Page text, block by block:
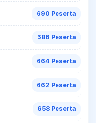
690 Peserta
686 Peserta
664 Peserta
662 Peserta
658 Peserta